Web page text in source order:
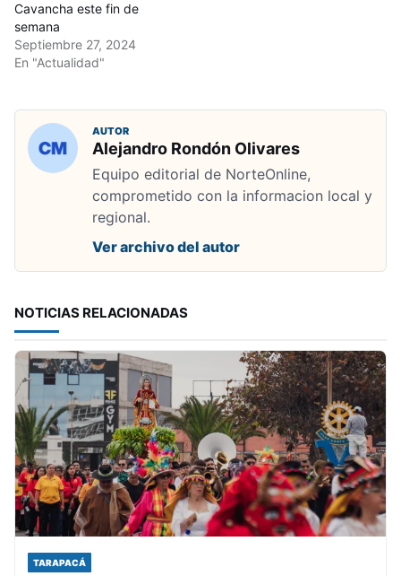
Cavancha este fin de
semana
Septiembre 27, 2024
En "Actualidad"
AUTOR
Alejandro Rondón Olivares
Equipo editorial de NorteOnline,
comprometido con la informacion local y
regional.
Ver archivo del autor
NOTICIAS RELACIONADAS
TARAPACÁ